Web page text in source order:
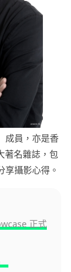
成員，亦是香
著名雜誌，包
攝影心得。
正式